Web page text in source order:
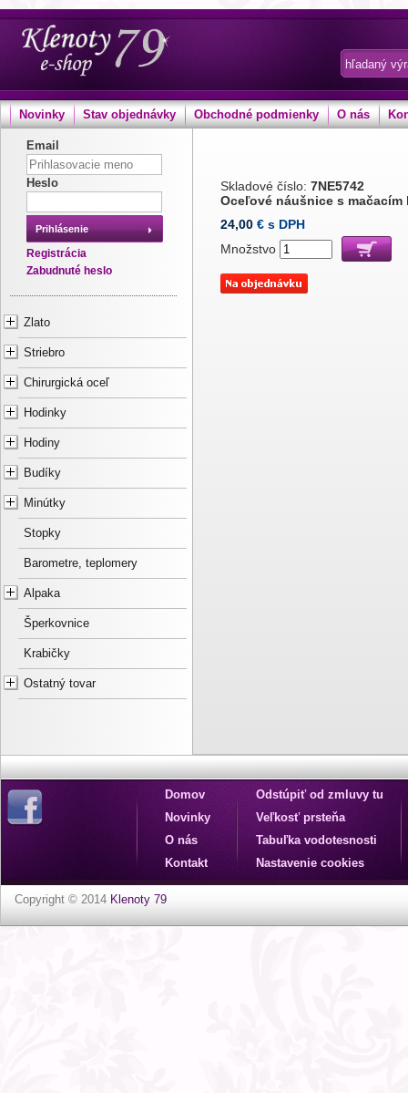
Novinky Stav objednávky Obchodné podmienky O nás
Email
Heslo
Prihlásenie
Registrácia
Zabudnuté heslo
Zlato
Striebro
Chirurgická oceľ
Hodinky
Hodiny
Budíky
Minútky
Stopky
Barometre, teplomery
Alpaka
Šperkovnice
Krabičky
Ostatný tovar
Skladové číslo: 7NE5742
Oceľové náušnice s mačacím
24,00 € s DPH
Množstvo
Domov
Novinky
O nás
Kontakt
Odstúpiť od zmluvy tu
Veľkosť prsteňa
Tabuľka vodotesnosti
Nastavenie cookies
Copyright © 2014 Klenoty 79